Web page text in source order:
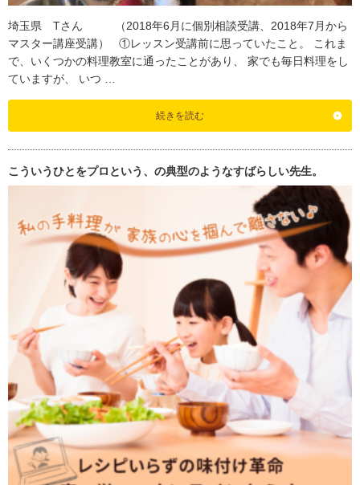
埼玉県 Tさん （2018年6月に個別相談受講、2018年7月から
マスター講座受講） ①レッスン受講前に思っていたこと。 これま
で、いくつかの料理教室に通ったことがあり、 家でも毎日料理をし
ていますが、 いつ …
続きを読む
こういうひとをプロという、の典型のようなすばらしい先生。